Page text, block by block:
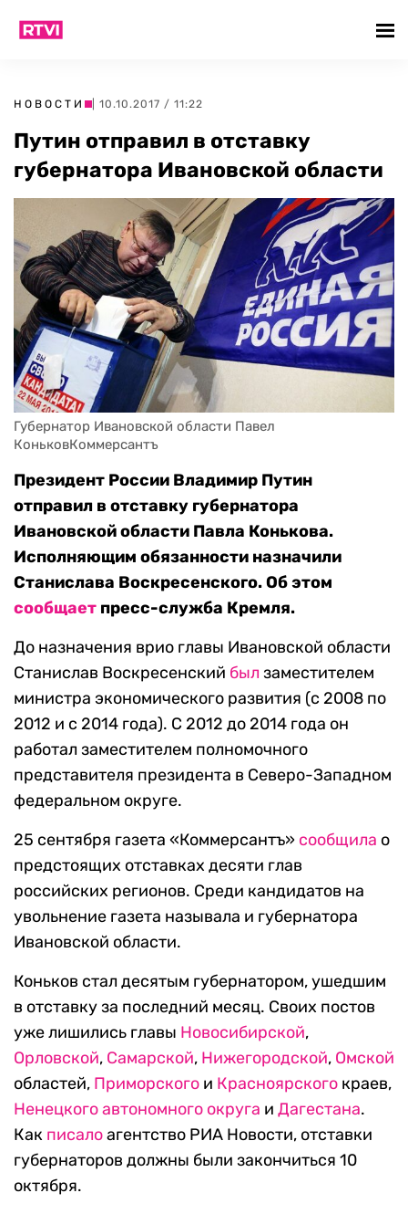
НОВОСТИ | 10.10.2017 / 11:22
Путин отправил в отставку
губернатора Ивановской области
Губернатор Ивановской области Павел
КоньковКоммерсантъ
Президент России Владимир Путин
отправил в отставку губернатора
Ивановской области Павла Конькова.
Исполняющим обязанности назначили
Станислава Воскресенского. Об этом
сообщает пресс-служба Кремля.
До назначения врио главы Ивановской области
Станислав Воскресенский был заместителем
министра экономического развития (с 2008 по
2012 и с 2014 года). С 2012 до 2014 года он
работал заместителем полномочного
представителя президента в Северо-Западном
федеральном округе.
25 сентября газета «Коммерсантъ» сообщила о
предстоящих отставках десяти глав
российских регионов. Среди кандидатов на
увольнение газета называла и губернатора
Ивановской области.
Коньков стал десятым губернатором, ушедшим
в отставку за последний месяц. Своих постов
уже лишились главы Новосибирской,
Орловской, Самарской, Нижегородской, Омской
областей, Приморского и Красноярского краев,
Ненецкого автономного округа и Дагестана.
Как писалоагентство РИА Новости, отставки
губернаторов должны были закончиться 10
октября.